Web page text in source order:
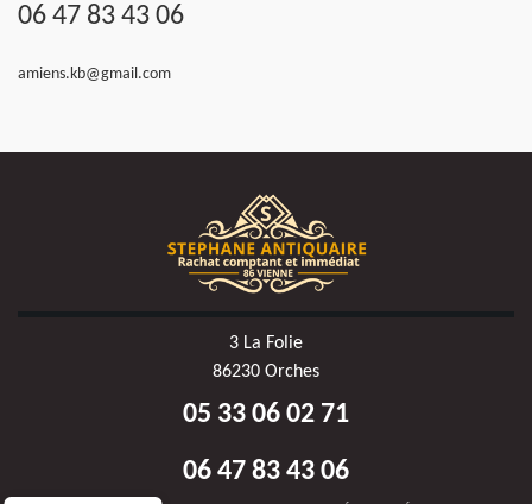
06 47 83 43 06
amiens.kb@gmail.com
3 La Folie
86230 Orches
05 33 06 02 71
06 47 83 43 06